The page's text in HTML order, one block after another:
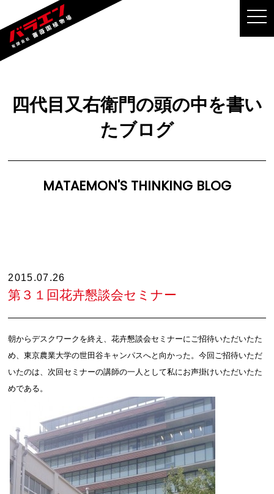
四代目又右衛門の頭の中を書い
たブログ
MATAEMON'S THINKING BLOG
2015.07.26
第３１回花卉懇談会セミナー
朝からデスクワークを終え、花卉懇談会セミナーにご招待いただいたた
め、東京農業大学の世田谷キャンパスへと向かった。今回ご招待いただ
いたのは、次回セミナーの講師の一人として私にお声掛けいただいたた
めである。